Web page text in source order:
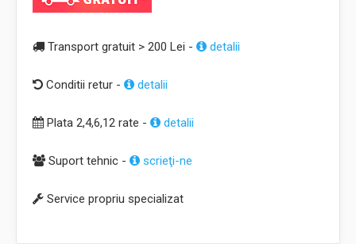
Transport gratuit > 200 Lei - detalii
Conditii retur - detalii
Plata 2,4,6,12 rate - detalii
Suport tehnic - scrieţi-ne
Service propriu specializat